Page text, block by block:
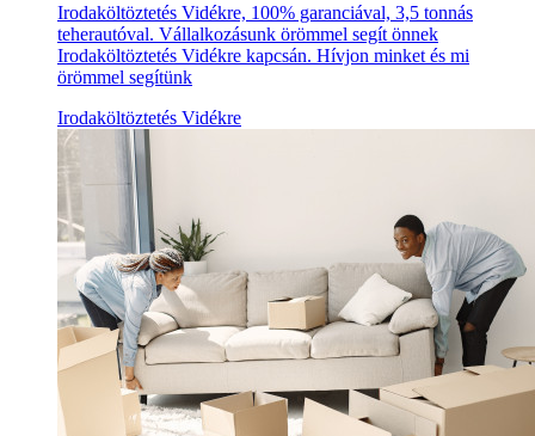
Irodaköltöztetés Vidékre, 100% garanciával, 3,5 tonnás
teherautóval. Vállalkozásunk örömmel segít önnek
Irodaköltöztetés Vidékre kapcsán. Hívjon minket és mi
örömmel segítünk
Irodaköltöztetés Vidékre